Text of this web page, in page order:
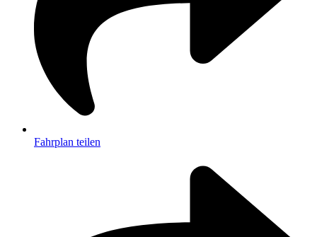
Fahrplan teilen